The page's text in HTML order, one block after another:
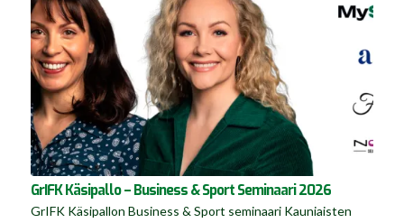
GrIFK Käsipallo – Business & Sport Seminaari 2026
GrIFK Käsipallon Business & Sport seminaari Kauniaisten